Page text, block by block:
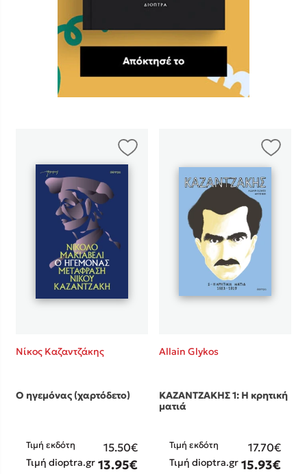
Νίκος Καζαντζάκης
Ο ηγεμόνας (χαρτόδετο)
Τιμή εκδότη 15.50€
Τιμή dioptra.gr 13.95€
Allain Glykos
ΚΑΖΑΝΤΖΑΚΗΣ 1: Η κρητική
ματιά
Τιμή εκδότη 17.70€
Τιμή dioptra.gr 15.93€